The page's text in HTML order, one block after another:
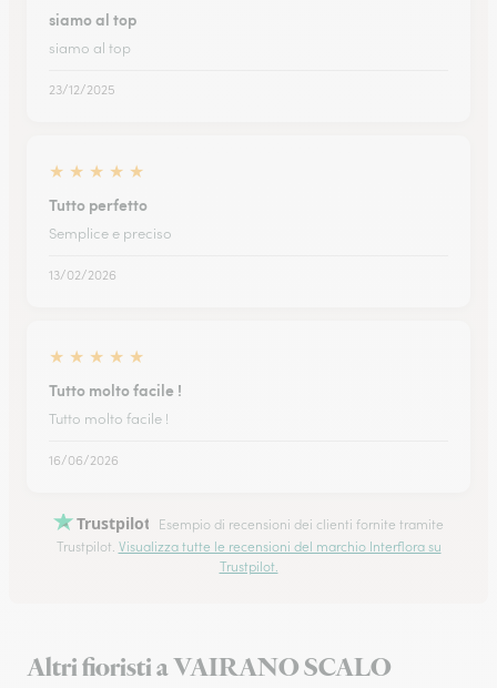
siamo al top
siamo al top
23/12/2025
★ ★ ★ ★ ★
Tutto perfetto
Semplice e preciso
13/02/2026
★ ★ ★ ★ ★
Tutto molto facile !
Tutto molto facile !
16/06/2026
Trustpilot
Esempio di recensioni dei clienti fornite tramite
Trustpilot. Visualizza tutte le recensioni del marchio Interflora su
Trustpilot.
Altri fioristi a VAIRANO SCALO